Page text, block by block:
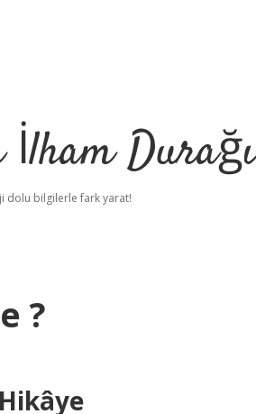
İlham Durağı
dolu bilgilerle fark yarat!
?